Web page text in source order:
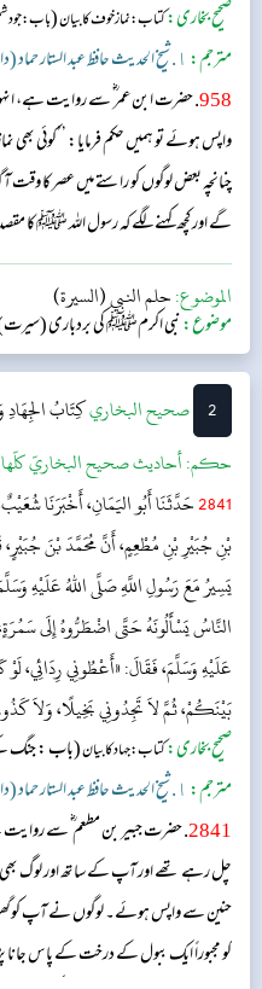
صحیح بخاری:کتاب: نماز خوف کا بیان(باب: جو
مترجم: ١. شیخ الحدیث حافظ عبد الستار حماد (دار السلام)
958. حضرت ابن عمر ؓ سے روایت ہے،
واپس ہوئے تو ہمیں حکم فرمایا: ’’کوئی بھی
چنانچہ بعض لوگوں کو راستے میں عصر کا وقت آ
گے اور کچھ کہنے لگے کہ رسول اللہ ﷺ کا مقصد
پڑھیں گے۔ جب اس واقعے کا ذکر نبی ﷺ
الموضوع:حلم النبي (السيرة)
موضوع:نبی اکرمﷺ کی بردباری
2 ‌‌صحيح البخاريكِتَابُ الجِهَادِ
حکم:أحاديث صحيح البخاريّ
2841حَدَّثَنَا أَبُو اليَمَانِ، أَخْبَرَنَا
بْنِ جُبَيْرِ بْنِ مُطْعِمٍ، أَنَّ مُحَمَّدَ بْنَ جُبَيْرٍ،
يَسِيرُ مَعَ رَسُولِ اللَّهِ صَلَّى اللهُ عَلَيْهِ
النَّاسُ يَسْأَلُونَهُ حَتَّى اضْطَرُّوهُ إِلَى
عَلَيْهِ وَسَلَّمَ، فَقَالَ: «أَعْطُونِي رِدَائِي،
بَيْنَكُمْ، ثُمَّ لاَ تَجِدُونِي بَخِيلًا، وَلاَ
صحیح بخاری:کتاب: جہاد کا بیان(باب : جنگ کے
مترجم: ١. شیخ الحدیث حافظ عبد الستار حماد (دار السلام)
2841. حضرت جبیر بن مطعم ؓ سے
چل رہے تھے اور آپ کے ساتھ اور لوگ
حنین سے واپس ہوئے۔ لوگوں نے آپ
کو مجبوراً ایک ببول کے درخت کے پاس